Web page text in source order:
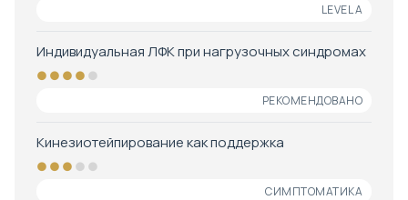
LEVEL A
Индивидуальная ЛФК при нагрузочных синдромах
●●●● ●
РЕКОМЕНДОВАНО
Кинезиотейпирование как поддержка
●●● ●●
СИМПТОМАТИКА